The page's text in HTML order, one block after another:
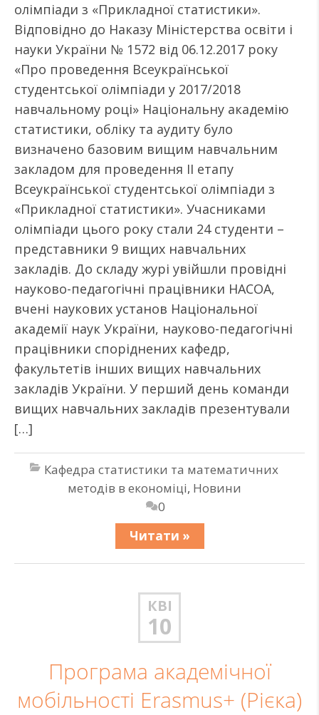
олімпіади з «Прикладної статистики».
Відповідно до Наказу Міністерства освіти і
науки України № 1572 від 06.12.2017 року
«Про проведення Всеукраїнської
студентської олімпіади у 2017/2018
навчальному році» Національну академію
статистики, обліку та аудиту було
визначено базовим вищим навчальним
закладом для проведення ІІ етапу
Всеукраїнської студентської олімпіади з
«Прикладної статистики». Учасниками
олімпіади цього року стали 24 студенти –
представники 9 вищих навчальних
закладів. До складу журі увійшли провідні
науково-педагогічні працівники НАСОА,
вчені наукових установ Національної
академії наук України, науково-педагогічні
працівники споріднених кафедр,
факультетів інших вищих навчальних
закладів України. У перший день команди
вищих навчальних закладів презентували
[…]
Кафедра статистики та математичних
методів в економіці, Новини
0
Читати »
КВІ
10
Програма академічної
мобільності Erasmus+ (Рієка)